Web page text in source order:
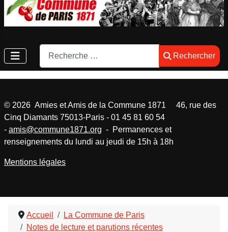
Rechercher
Rechercher
Accueil
La Commune de Paris
Notes de lecture et parutions récentes
© 2026 Amies et Amis de la Commune 1871 46, rue des
Cinq Diamants 75013-Paris - 01 45 81 60 54
- amis@commune1871.org - Permanences et
renseignements du lundi au jeudi de 15h à 18h
Mentions légales